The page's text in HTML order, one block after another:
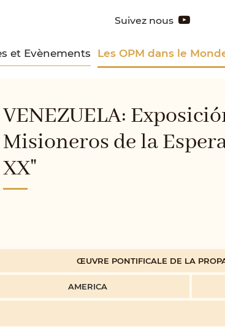
Suivez nous
et Evènements Les OPM dans le
VENEZUELA:
Misioneros de la
XX"
ŒUVRE PONTIFICALE DE LA
AMERICA